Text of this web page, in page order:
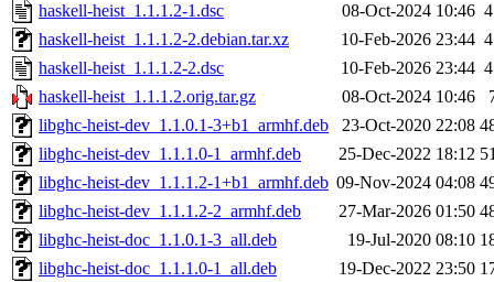
haskell-heist_1.1.1.2-1.dsc
08-Oct-2024 10:46
haskell-heist_1.1.1.2-2.debian.tar.xz
10-Feb-2026 23:44
haskell-heist_1.1.1.2-2.dsc
10-Feb-2026 23:44
haskell-heist_1.1.1.2.orig.tar.gz
08-Oct-2024 10:46
libghc-heist-dev_1.1.0.1-3+b1_armhf.deb
23-Oct-2020 22:08
libghc-heist-dev_1.1.1.0-1_armhf.deb
25-Dec-2022 18:12
libghc-heist-dev_1.1.1.2-1+b1_armhf.deb 09-Nov-2024 04:08
libghc-heist-dev_1.1.1.2-2_armhf.deb
27-Mar-2026 01:50
libghc-heist-doc_1.1.0.1-3_all.deb
19-Jul-2020 08:10
libghc-heist-doc_1.1.1.0-1_all.deb
19-Dec-2022 23:50